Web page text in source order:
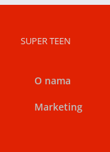
SUPER TEEN
O nama
Marketing